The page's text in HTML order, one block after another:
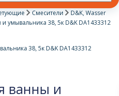
Смесители
D&K, Wasser
умывальника 38, 5к D&K DA1433312
ванны и